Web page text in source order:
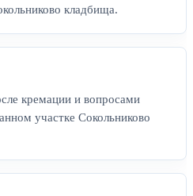
кладбища.
кремации и вопросами
участке Сокольниково